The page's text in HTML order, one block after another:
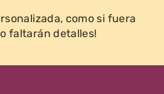
como si fuera
faltarán detalles!